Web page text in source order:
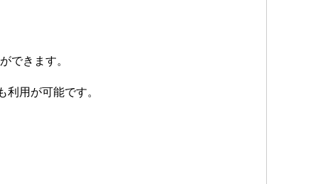
できます。
用が可能です。